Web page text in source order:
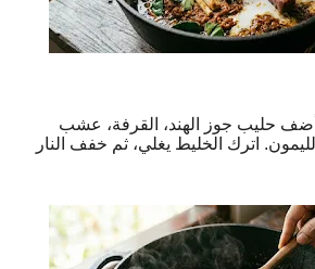
حليب جوز الهند، القرفة، عشب
اترك الخليط يغلي، ثم خفف النار